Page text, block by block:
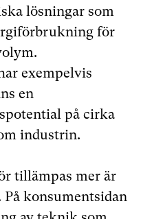
lösningar som
för
exempelvis
en
på cirka
industrin.
tillämpas mer är
konsumentsidan